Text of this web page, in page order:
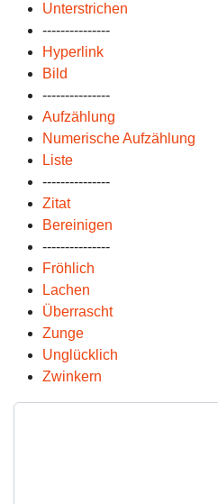
Unterstrichen
---------------
Hyperlink
Bild
---------------
Aufzählung
Numerische Aufzählung
Liste
---------------
Zitat
Bereinigen
---------------
Fröhlich
Lachen
Überrascht
Zunge
Unglücklich
Zwinkern